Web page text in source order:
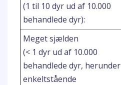
(1 til 10 dyr ud af 10.000
behandlede dyr):
Meget sjælden
(< 1 dyr ud af 10.000
behandlede dyr, herunder
enkeltstående